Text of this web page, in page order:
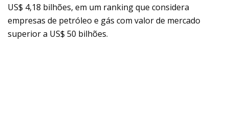
US$ 4,18 bilhões, em um ranking que considera
empresas de petróleo e gás com valor de mercado
superior a US$ 50 bilhões.